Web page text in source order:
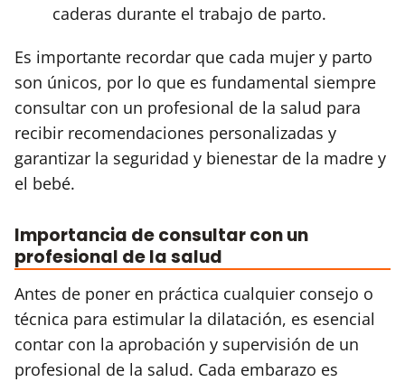
caderas durante el trabajo de parto.
Es importante recordar que cada mujer y parto
son únicos, por lo que es fundamental siempre
consultar con un profesional de la salud para
recibir recomendaciones personalizadas y
garantizar la seguridad y bienestar de la madre y
el bebé.
Importancia de consultar con un
profesional de la salud
Antes de poner en práctica cualquier consejo o
técnica para estimular la dilatación, es esencial
contar con la aprobación y supervisión de un
profesional de la salud. Cada embarazo es